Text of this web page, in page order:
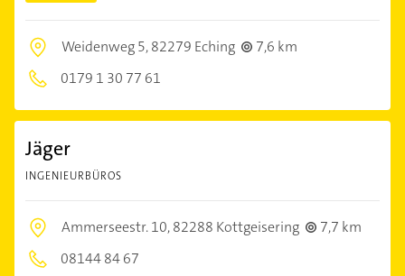
Weidenweg 5,82279 Eching
7,6 km
0179 1 30 77 61
Jäger
INGENIEURBÜROS
Ammerseestr. 10,82288 Kottgeisering
7,7 km
08144 84 67